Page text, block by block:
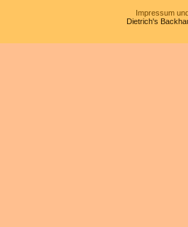
Impressum
Dietrich's